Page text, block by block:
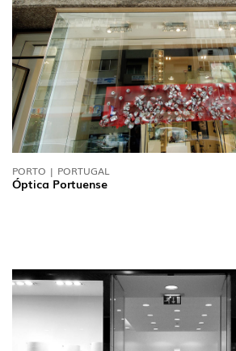
PORTO | PORTUGAL
Óptica Portuense